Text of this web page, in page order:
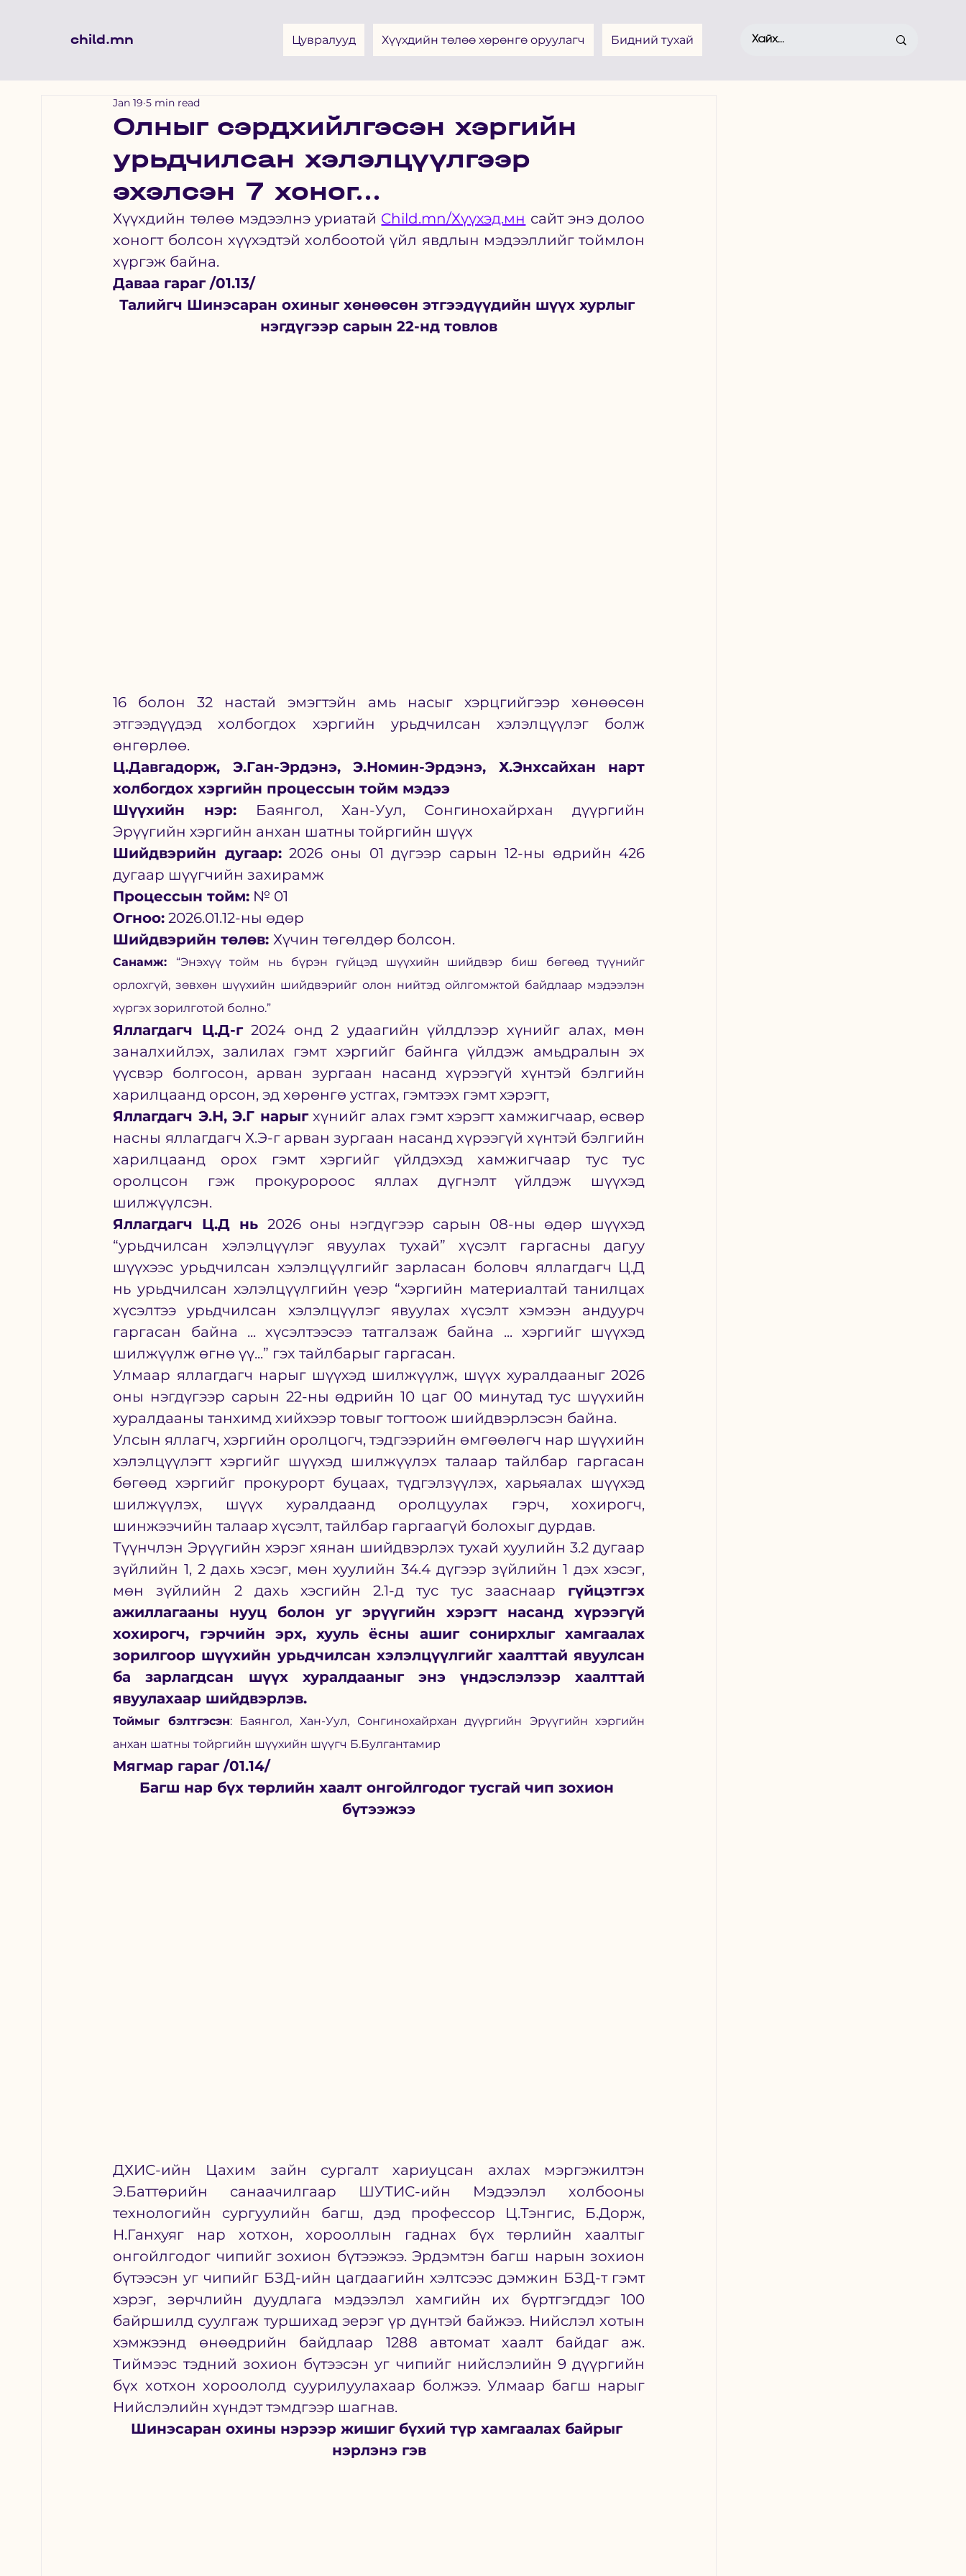
child.mn Цувралууд Хүүхдийн төлөө хөрөнгө оруулагч Бидний тухай
Олныг сэрдхийлгэсэн хэргийн
урьдчилсан хэлэлцүүлгээр
эхэлсэн 7 хоног...
Jan 19 5 min read
Хүүхдийн төлөө мэдээлнэ уриатай Child.mn/Хүүхэд.мн сайт энэ долоо
хоногт болсон хүүхэдтэй холбоотой үйл явдлын мэдээллийг тоймлон
хүргэж байна.
Даваа гараг /01.13/
Талийгч Шинэсаран охиныг хөнөөсөн этгээдүүдийн шүүх хурлыг
нэгдүгээр сарын 22-нд товлов
16 болон 32 настай эмэгтэйн амь насыг хэрцгийгээр хөнөөсөн
этгээдүүдэд холбогдох хэргийн урьдчилсан хэлэлцүүлэг болж
өнгөрлөө.
Ц.Давгадорж, Э.Ган-Эрдэнэ, Э.Номин-Эрдэнэ, Х.Энхсайхан нарт
холбогдох хэргийн процессын тойм мэдээ
Шүүхийн нэр: Баянгол, Хан-Уул, Сонгинохайрхан дүүргийн
Эрүүгийн хэргийн анхан шатны тойргийн шүүх
Шийдвэрийн дугаар: 2026 оны 01 дүгээр сарын 12-ны өдрийн 426
дугаар шүүгчийн захирамж
Процессын тойм: № 01
Огноо: 2026.01.12-ны өдөр
Шийдвэрийн төлөв: Хүчин төгөлдөр болсон.
Санамж: “Энэхүү тойм нь бүрэн гүйцэд шүүхийн шийдвэр биш бөгөөд түүнийг
орлохгүй, зөвхөн шүүхийн шийдвэрийг олон нийтэд ойлгомжтой байдлаар мэдээлэн
хүргэх зорилготой болно.”
Яллагдагч Ц.Д-г 2024 онд 2 удаагийн үйлдлээр хүнийг алах, мөн
заналхийлэх, залилах гэмт хэргийг байнга үйлдэж амьдралын эх
үүсвэр болгосон, арван зургаан насанд хүрээгүй хүнтэй бэлгийн
харилцаанд орсон, эд хөрөнгө устгах, гэмтээх гэмт хэрэгт,
Яллагдагч Э.Н, Э.Г нарыг хүнийг алах гэмт хэрэгт хамжигчаар, өсвөр
насны яллагдагч Х.Э-г арван зургаан насанд хүрээгүй хүнтэй бэлгийн
харилцаанд орох гэмт хэргийг үйлдэхэд хамжигчаар тус тус
оролцсон гэж прокуророос яллах дүгнэлт үйлдэж шүүхэд
шилжүүлсэн.
Яллагдагч Ц.Д нь 2026 оны нэгдүгээр сарын 08-ны өдөр шүүхэд
“урьдчилсан хэлэлцүүлэг явуулах тухай” хүсэлт гаргасны дагуу
шүүхээс урьдчилсан хэлэлцүүлгийг зарласан боловч яллагдагч Ц.Д
нь урьдчилсан хэлэлцүүлгийн үеэр “хэргийн материалтай танилцах
хүсэлтээ урьдчилсан хэлэлцүүлэг явуулах хүсэлт хэмээн андуурч
гаргасан байна ... хүсэлтээсээ татгалзаж байна ... хэргийг шүүхэд
шилжүүлж өгнө үү...” гэх тайлбарыг гаргасан.
Улмаар яллагдагч нарыг шүүхэд шилжүүлж, шүүх хуралдааныг 2026
оны нэгдүгээр сарын 22-ны өдрийн 10 цаг 00 минутад тус шүүхийн
хуралдааны танхимд хийхээр товыг тогтоож шийдвэрлэсэн байна.
Улсын яллагч, хэргийн оролцогч, тэдгээрийн өмгөөлөгч нар шүүхийн
хэлэлцүүлэгт хэргийг шүүхэд шилжүүлэх талаар тайлбар гаргасан
бөгөөд хэргийг прокурорт буцаах, түдгэлзүүлэх, харьяалах шүүхэд
шилжүүлэх, шүүх хуралдаанд оролцуулах гэрч, хохирогч,
шинжээчийн талаар хүсэлт, тайлбар гаргаагүй болохыг дурдав.
Түүнчлэн Эрүүгийн хэрэг хянан шийдвэрлэх тухай хуулийн 3.2 дугаар
зүйлийн 1, 2 дахь хэсэг, мөн хуулийн 34.4 дүгээр зүйлийн 1 дэх хэсэг,
мөн зүйлийн 2 дахь хэсгийн 2.1-д тус тус зааснаар гүйцэтгэх
ажиллагааны нууц болон уг эрүүгийн хэрэгт насанд хүрээгүй
хохирогч, гэрчийн эрх, хууль ёсны ашиг сонирхлыг хамгаалах
зорилгоор шүүхийн урьдчилсан хэлэлцүүлгийг хаалттай явуулсан
ба зарлагдсан шүүх хуралдааныг энэ үндэслэлээр хаалттай
явуулахаар шийдвэрлэв.
Тоймыг бэлтгэсэн: Баянгол, Хан-Уул, Сонгинохайрхан дүүргийн Эрүүгийн хэргийн
анхан шатны тойргийн шүүхийн шүүгч Б.Булгантамир
Мягмар гараг /01.14/
Багш нар бүх төрлийн хаалт онгойлгодог тусгай чип зохион
бүтээжээ
ДХИС-ийн Цахим зайн сургалт хариуцсан ахлах мэргэжилтэн
Э.Баттөрийн санаачилгаар ШУТИС-ийн Мэдээлэл холбооны
технологийн сургуулийн багш, дэд профессор Ц.Тэнгис, Б.Дорж,
Н.Ганхуяг нар хотхон, хорооллын гаднах бүх төрлийн хаалтыг
онгойлгодог чипийг зохион бүтээжээ. Эрдэмтэн багш нарын зохион
бүтээсэн уг чипийг БЗД-ийн цагдаагийн хэлтсээс дэмжин БЗД-т гэмт
хэрэг, зөрчлийн дуудлага мэдээлэл хамгийн их бүртгэгддэг 100
байршилд суулгаж туршихад эерэг үр дүнтэй байжээ. Нийслэл хотын
хэмжээнд өнөөдрийн байдлаар 1288 автомат хаалт байдаг аж.
Тиймээс тэдний зохион бүтээсэн уг чипийг нийслэлийн 9 дүүргийн
бүх хотхон хороололд суурилуулахаар болжээ. Улмаар багш нарыг
Нийслэлийн хүндэт тэмдгээр шагнав.
Шинэсаран охины нэрээр жишиг бүхий түр хамгаалах байрыг
нэрлэнэ гэв